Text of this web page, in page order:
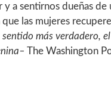
y a sentirnos dueñas
las mujeres
más verdadero,
The Washington